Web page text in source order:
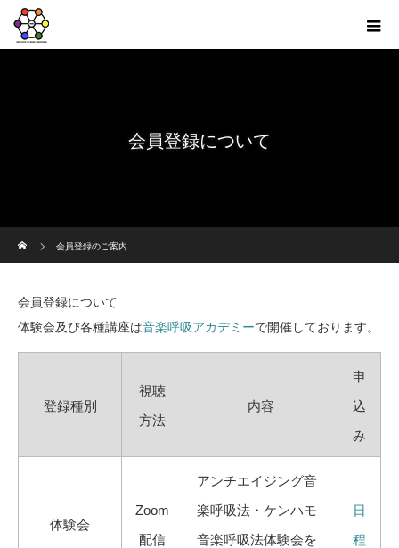
会員登録について
会員登録のご案内
会員登録について
体験会及び各種講座は音楽呼吸アカデミーで開催しております。
登録種別
視聴
方法
内容
申
込
み
体験会
Zoom
配信
アンチエイジング音
楽呼吸法・ケンハモ
音楽呼吸法体験会を
日
程